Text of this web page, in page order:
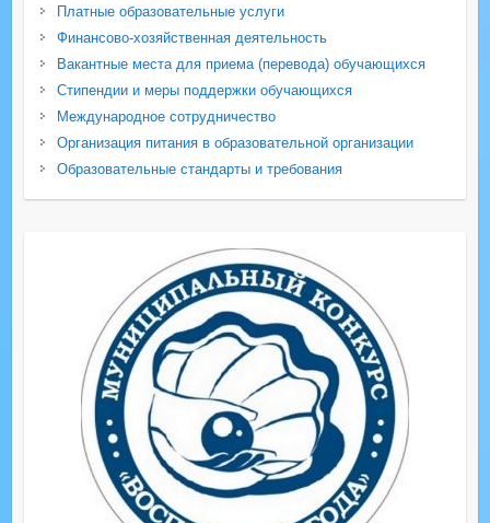
Платные образовательные услуги
Финансово-хозяйственная деятельность
Вакантные места для приема (перевода) обучающихся
Стипендии и меры поддержки обучающихся
Международное сотрудничество
Организация питания в образовательной организации
Образовательные стандарты и требования